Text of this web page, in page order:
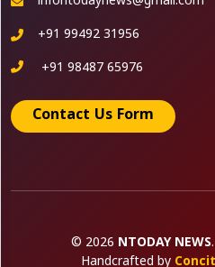
+91 99492 31956
+91 98487 65976
Contact Us Form
© 2026 NTODAY NEWS
Handcrafted by